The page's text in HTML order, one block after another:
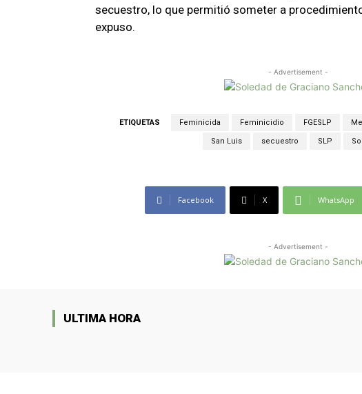
secuestro, lo que permitió someter a
expuso.
- Advertisement -
ETIQUETAS Feminicida Feminicidio FGESLP
San Luis secuestro SLP
Facebook X WhatsApp
- Advertisement -
ULTIMA HORA